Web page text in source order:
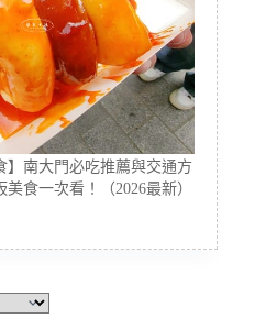
】南大門必吃推薦與交通方
食一次看！（2026最新）